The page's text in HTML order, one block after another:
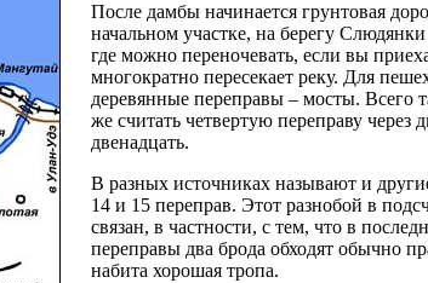
После дамбы начинается грунтовая
начальном участке, на берегу
где можно переночевать, если вы
многократно пересекает реку. Для
деревянные переправы – мосты. Всего
же считать четвертую переправу через
двенадцать.
В разных источниках называют и
14 и 15 переправ. Этот разнобой в
связан, в частности, с тем, что в
переправы два брода обходят обычно
набита хорошая тропа.